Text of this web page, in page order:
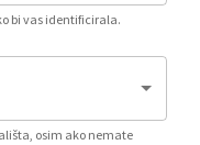
bi vas identificirala.
osim ako nemate